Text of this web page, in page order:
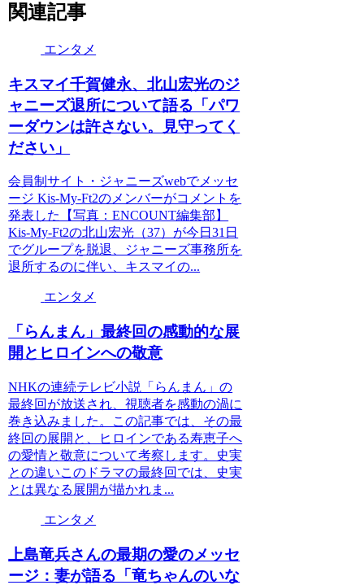
関連記事
エンタメ
キスマイ千賀健永、北山宏光のジ
ャニーズ退所について語る「パワ
ーダウンは許さない。見守ってく
ださい」
会員制サイト・ジャニーズwebでメッセ
ージ Kis-My-Ft2のメンバーがコメントを
発表した【写真：ENCOUNT編集部】
Kis-My-Ft2の北山宏光（37）が今日31日
でグループを脱退、ジャニーズ事務所を
退所するのに伴い、キスマイの...
エンタメ
「らんまん」最終回の感動的な展
開とヒロインへの敬意
NHKの連続テレビ小説「らんまん」の
最終回が放送され、視聴者を感動の渦に
巻き込みました。この記事では、その最
終回の展開と、ヒロインである寿恵子へ
の愛情と敬意について考察します。史実
との違いこのドラマの最終回では、史実
とは異なる展開が描かれま...
エンタメ
上島竜兵さんの最期の愛のメッセ
ージ：妻が語る「竜ちゃんのいな